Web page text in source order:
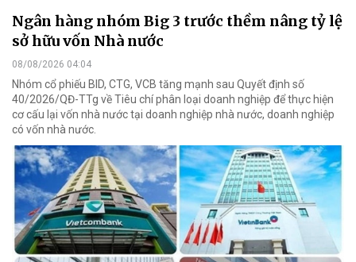
Ngân hàng nhóm Big 3 trước thềm nâng tỷ lệ
sở hữu vốn Nhà nước
08/08/2026 04:04
Nhóm cổ phiếu BID, CTG, VCB tăng mạnh sau Quyết định số
40/2026/QĐ-TTg về Tiêu chí phân loại doanh nghiệp để thực hiện
cơ cấu lại vốn nhà nước tại doanh nghiệp nhà nước, doanh nghiệp
có vốn nhà nước.